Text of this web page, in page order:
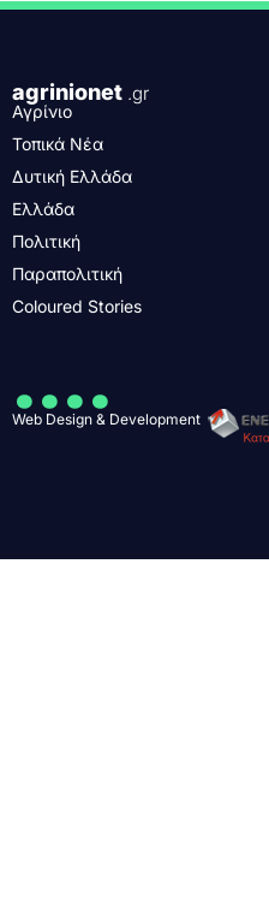
agrinionet .gr
Αγρίνιο
Τοπικά Νέα
Δυτική Ελλάδα
Ελλάδα
Πολιτική
Παραπολιτική
Coloured Stories
....
Web Design & Development